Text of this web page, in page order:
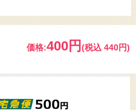
価格:400円 (税込 440円)